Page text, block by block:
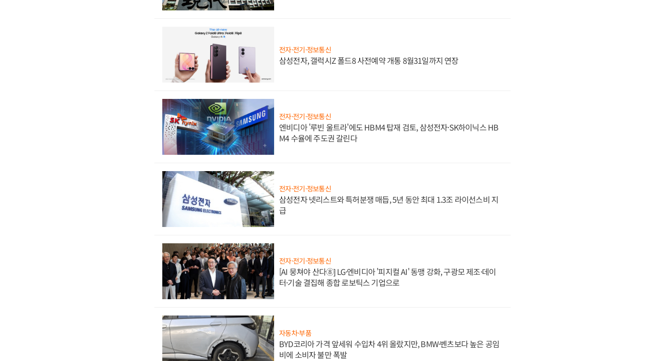
전자·전기·정보통신
삼성전자, 갤럭시Z 폴드8 사전예약 개통 8월31일까지 연장
전자·전기·정보통신
엔비디아 '루빈 울트라'에도 HBM4 탑재 검토, 삼성전자·SK하이닉스 HB
M4 수율에 주도권 갈린다
전자·전기·정보통신
삼성전자 넷리스트와 특허분쟁 매듭, 5년 동안 최대 1.3조 라이선스비 지
급
전자·전기·정보통신
[AI 뭉쳐야 산다⑧] LG·엔비디아 '피지컬 AI' 동맹 강화, 구광모 제조·데이
터·기술 결집해 종합 로보틱스 기업으로
자동차·부품
BYD코리아 가격 앞세워 수입차 4위 올랐지만, BMW·벤츠보다 높은 공임
비에 소비자 불만 폭발